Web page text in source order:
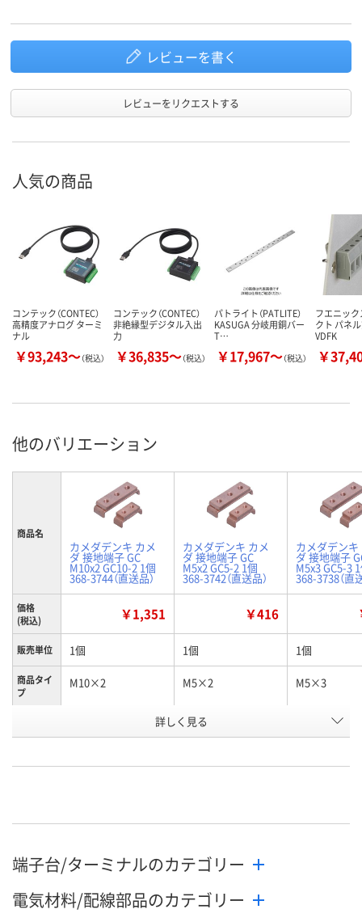
レビューを書く
レビューをリクエストする
人気の商品
コンテック（CONTEC）
高精度アナログ ターミ
ナル
￥93,243～（税込）
コンテック（CONTEC）
非絶縁型デジタル入出
力
￥36,835～（税込）
パトライト（PATLITE）
KASUGA 分岐用銅バー
T…
￥17,967～（税込）
フエニック
クト パネ
VDFK
￥
他のバリエーション
商品名
カメダデンキ カメ
ダ 接地端子 GC
M10x2 GC10-2 1個
368-3744（直送品）
カメダデンキ カメ
ダ 接地端子 GC
M5x2 GC5-2 1個
368-3742（直送品）
カメダデンキ
ダ 接地端子
M5x3 GC5-3
368-3738（直
価格
(税込)
￥1,351 ￥416
販売単位 1個 1個 1個
商品タイ
プ
M10×2 M5×2 M5×3
HE16808 HE16812
カゴへ カゴへ
詳しく見る
端子台/ターミナルのカテゴリー
電気材料/配線部品のカテゴリー